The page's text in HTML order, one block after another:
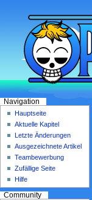
Navigation
Hauptseite
Aktuelle Kapitel
Letzte Änderungen
Ausgezeichnete Artikel
Teambewerbung
Zufällige Seite
Hilfe
Community